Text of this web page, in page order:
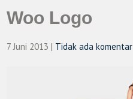
Woo Logo
7 Juni 2013 | Tidak ada komentar